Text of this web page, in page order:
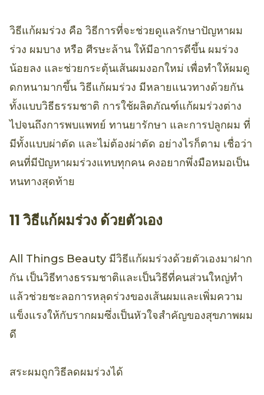
วิธีแก้ผมร่วง คือ วิธีการที่จะช่วยดูแลรักษาปัญหาผม
ร่วง ผมบาง หรือ ศีรษะล้าน ให้มีอาการดีขึ้น ผมร่วง
น้อยลง และช่วยกระตุ้นเส้นผมงอกใหม่ เพื่อทำให้ผมดู
ดกหนามากขึ้น วิธีแก้ผมร่วง มีหลายแนวทางด้วยกัน
ทั้งแบบวิธีธรรมชาติ การใช้ผลิตภัณฑ์แก้ผมร่วงต่าง
ไปจนถึงการพบแพทย์ ทานยารักษา และการปลูกผม ที่
มีทั้งแบบผ่าตัด และไม่ต้องผ่าตัด อย่างไรก็ตาม เชื่อว่า
คนที่มีปัญหาผมร่วงแทบทุกคน คงอยากพึ่งมือหมอเป็น
หนทางสุดท้าย
11 วิธีแก้ผมร่วง ด้วยตัวเอง
All Things Beauty มีวิธีแก้ผมร่วงด้วยตัวเองมาฝาก
กัน เป็นวิธีทางธรรมชาติและเป็นวิธีที่คนส่วนใหญ่ทำ
แล้วช่วยชะลอการหลุดร่วงของเส้นผมและเพิ่มความ
แข็งแรงให้กับรากผมซึ่งเป็นหัวใจสำคัญของสุขภาพผม
ดี
สระผมถูกวิธีลดผมร่วงได้